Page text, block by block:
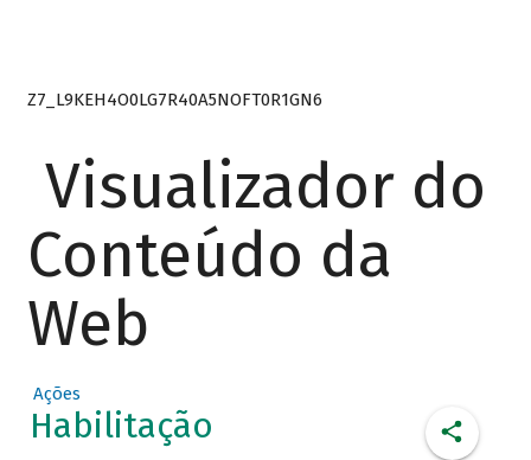
Z7_L9KEH4O0LG7R40A5NOFT0R1GN6
Visualizador do
Conteúdo da
Web
Ações
Habilitação